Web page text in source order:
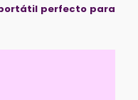
perfecto para